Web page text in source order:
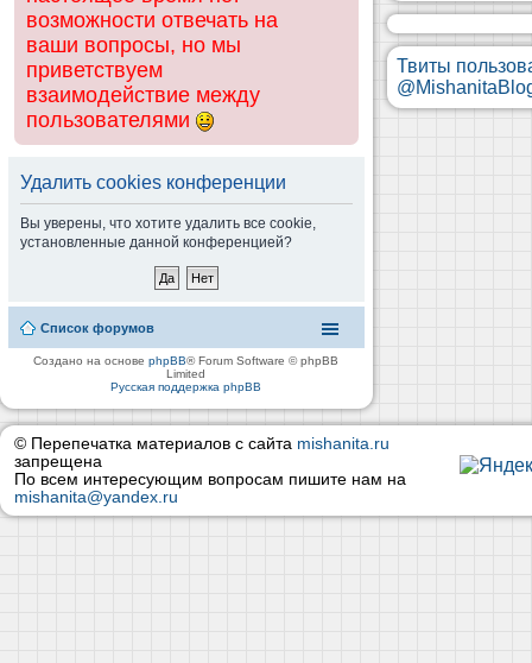
возможности отвечать на
ваши вопросы, но мы
приветствуем
взаимодействие между
пользователями
Удалить cookies конференции
Вы уверены, что хотите удалить все cookie,
установленные данной конференцией?
Список форумов
Создано на основеphpBB® Forum Software © phpBB
Limited
Русская поддержка phpBB
Твиты
© Перепечатка материалов с сайта mishanita.ru
запрещена
По всем интересующим вопросам пишите нам на
mishanita@yandex.ru